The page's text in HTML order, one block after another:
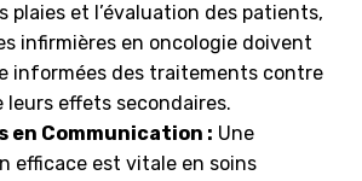
plaies et l’évaluation des patients,
infirmières en oncologie doivent
informées des traitements contre
leurs effets secondaires.
en Communication : Une
efficace est vitale en soins